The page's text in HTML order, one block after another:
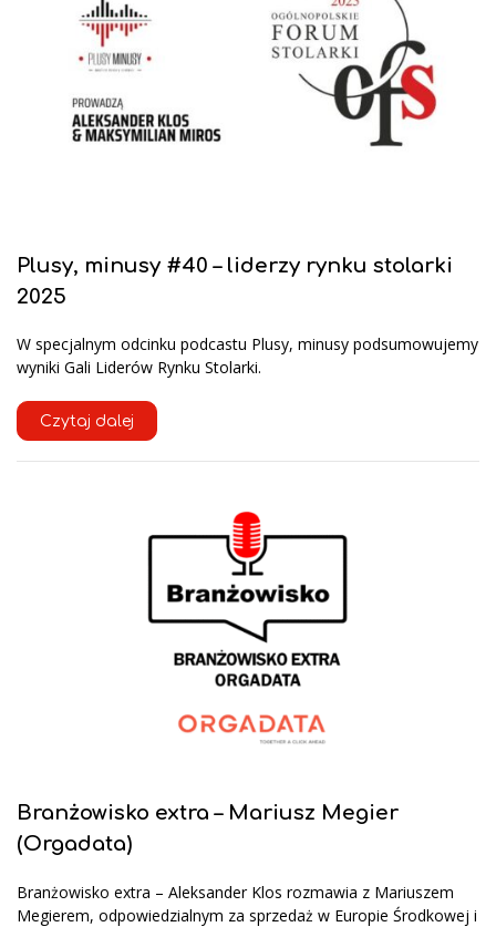
Plusy, minusy #40 – liderzy rynku stolarki
2025
W specjalnym odcinku podcastu Plusy, minusy podsumowujemy
wyniki Gali Liderów Rynku Stolarki.
Czytaj dalej
Branżowisko extra – Mariusz Megier
(Orgadata)
Branżowisko extra – Aleksander Klos rozmawia z Mariuszem
Megierem, odpowiedzialnym za sprzedaż w Europie Środkowej i